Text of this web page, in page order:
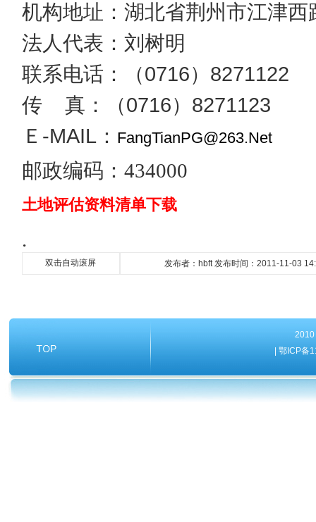
机构地址：湖北省荆州市江津西
法人代表：刘树明
联系电话：（0716） 8271122
传
真：（0716） 8271123
Ｅ -MAIL： FangTianPG@263.Net
邮政编码： 434000
土地评估资料清单下载
.
双击自动滚屏 发布者：hbft 发布时间：2011-11-03
2010
| 鄂ICP